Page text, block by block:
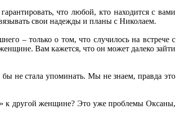
что любой, кто находится с вами
свои надежды и планы с Николаем.
– только о том, что случилось на встрече с
Вам кажется, что он может далеко зайти
не стала упоминать. Мы не знаем, правда это
к другой женщине? Это уже проблемы Оксаны,